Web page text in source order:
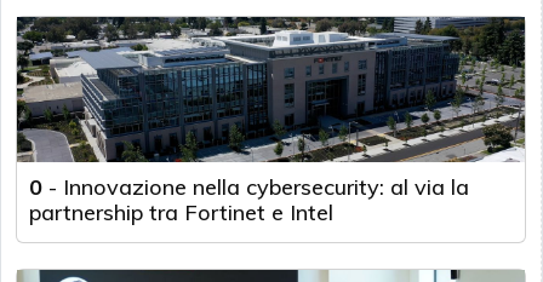
0 - Innovazione nella cybersecurity: al via la
partnership tra Fortinet e Intel